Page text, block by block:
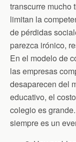
transcurre mucho
limitan la
de pérdidas
parezca irónico,
En el modelo de
las empresas
desaparecen del
educativo, el
colegio es
siempre es un